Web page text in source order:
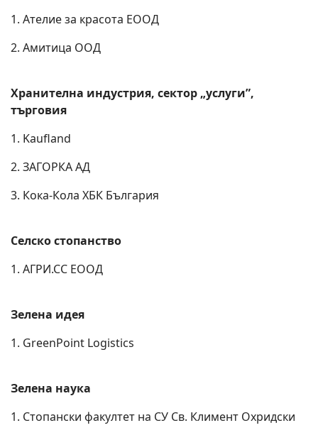
1. Ателие за красота ЕООД
2. Амитица ООД
Хранителна индустрия, сектор „услуги”,
търговия
1. Kaufland
2. ЗАГОРКА АД
3. Кока-Кола ХБК България
Селско стопанство
1. АГРИ.СС ЕООД
Зелена идея
1. GreenPoint Logistics
Зелена наука
1. Стопански факултет на СУ Св. Климент Охридски